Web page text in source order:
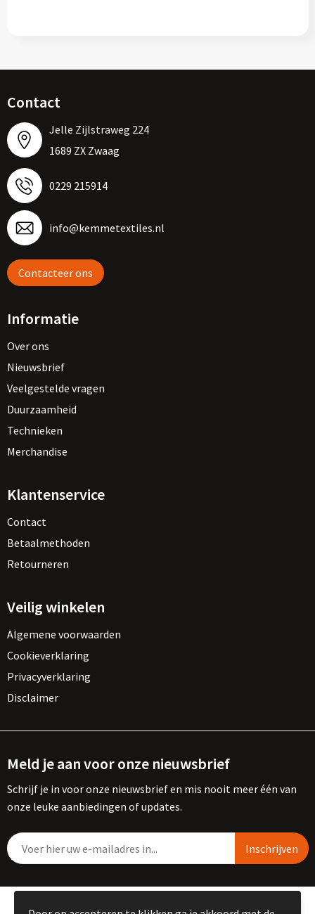
Contact
Jelle Zijlstraweg 224
1689 ZX Zwaag
0229 215914
info@kemmetextiles.nl
Contacteer ons
Informatie
Over ons
Nieuwsbrief
Veelgestelde vragen
Duurzaamheid
Technieken
Merchandise
Klantenservice
Contact
Betaalmethoden
Retourneren
Veilig winkelen
Algemene voorwaarden
Cookieverklaring
Privacyverklaring
Disclaimer
Meld je aan voor onze nieuwsbrief
Schrijf je in voor onze nieuwsbrief en mis nooit meer één van
onze leuke aanbiedingen of updates.